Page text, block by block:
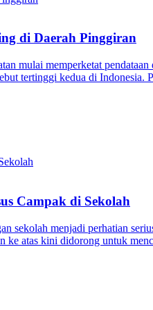
di Daerah Pinggiran
memperketat
tertinggi kedua di
Campak di Sekolah
menjadi perhatian
ke atas kini didorong untuk